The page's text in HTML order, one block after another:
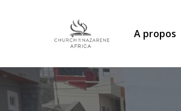
A propos